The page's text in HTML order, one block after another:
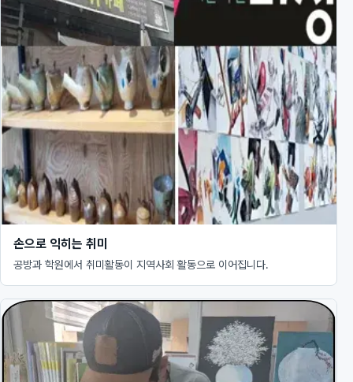
손으로 익히는 취미
공방과 학원에서 취미활동이 지역사회 활동으로 이어집니다.